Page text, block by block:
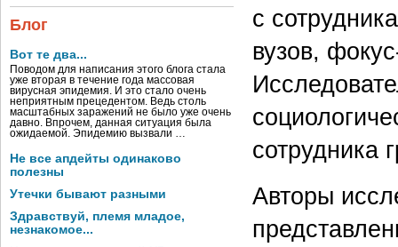
Блог
Вот те два...
Поводом для написания этого блога стала
уже вторая в течение года массовая
вирусная эпидемия. И это стало очень
неприятным прецедентом. Ведь столь
масштабных заражений не было уже очень
давно. Впрочем, данная ситуация была
ожидаемой. Эпидемию вызвали …
Не все апдейты одинаково
полезны
Утечки бывают разными
Здравствуй, племя младое,
незнакомое...
с
вузов,
сотрудника
Авторы